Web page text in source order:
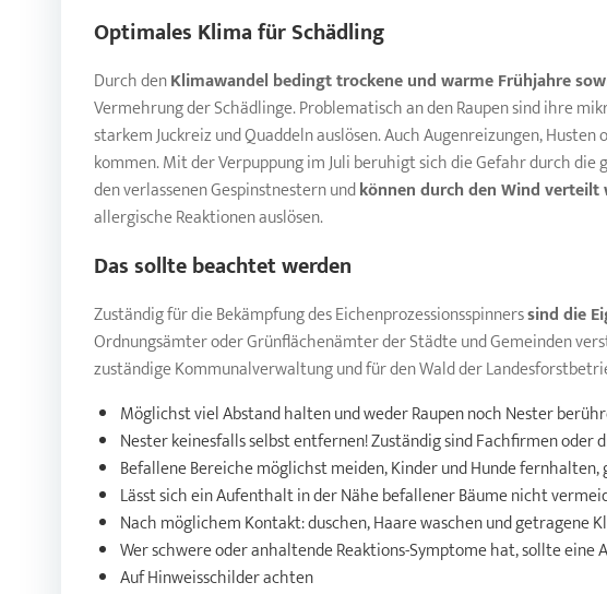
Optimales Klima für Schädling
Durch denKlimawandel bedingt trockene und warme Frühjahre
Vermehrung der Schädlinge. Problematisch an den Raupen sind ihre
starkem Juckreiz und Quaddeln auslösen. Auch Augenreizungen,
kommen. Mit der Verpuppung im Juli beruhigt sich die Gefahr durch
den verlassenen Gespinstnestern undkönnen durch den Wind verteilt
allergische Reaktionen auslösen.
Das sollte beachtet werden
Zuständig für die Bekämpfung des Eichenprozessionsspinnerssind die
Ordnungsämter oder Grünflächenämter der Städte und Gemeinden
zuständige Kommunalverwaltung und für den Wald der
Möglichst viel Abstand halten und weder Raupen noch Nester
Nester keinesfalls selbst entfernen! Zuständig sind Fachfirmen oder
Befallene Bereiche möglichst meiden, Kinder und Hunde
Lässt sich ein Aufenthalt in der Nähe befallener Bäume nicht
Nach möglichem Kontakt: duschen, Haare waschen und getragene
Wer schwere oder anhaltende Reaktions-Symptome hat, sollte eine
Auf Hinweisschilder achten